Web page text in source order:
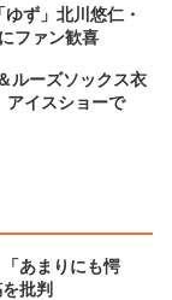
ず」北川悠仁・
ファン歓喜
ルーズソックス衣
イスショーで
あまりにも愕
批判